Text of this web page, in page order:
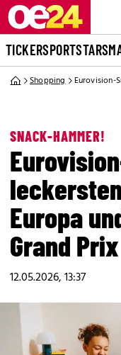
TICKERSPORTSTARS
Shopping Eurovision-
SNACK-HAMMER!
Europa
Grand Prix
12.05.2026, 13:37